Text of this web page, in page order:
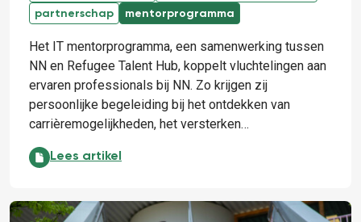
partnerschap
mentorprogramma
Het IT mentorprogramma, een samenwerking tussen
NN en Refugee Talent Hub, koppelt vluchtelingen aan
ervaren professionals bij NN. Zo krijgen zij
persoonlijke begeleiding bij het ontdekken van
carrièremogelijkheden, het versterken…
IT mentorprogramma van NN Group: talent
Lees artikel